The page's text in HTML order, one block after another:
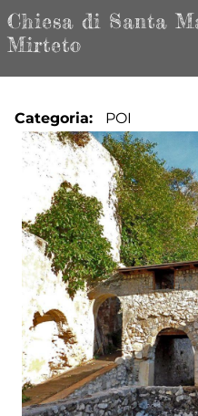
Chiesa di Santa
Mirteto
Categoria POI